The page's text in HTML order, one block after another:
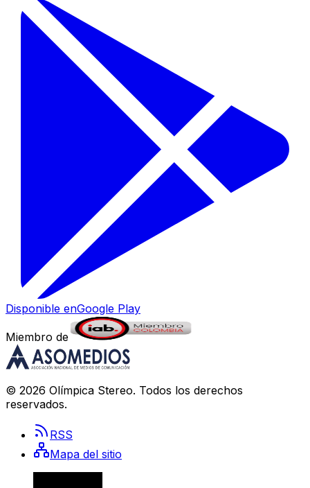
Disponible enGoogle Play
Miembro de
© 2026 Olímpica Stereo. Todos los derechos
reservados.
RSS
Mapa del sitio